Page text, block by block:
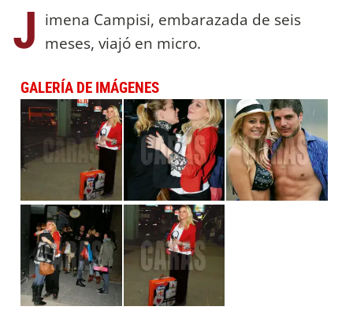
J imena Campisi, embarazada de seis
meses, viajó en micro.
GALERÍA DE IMÁGENES